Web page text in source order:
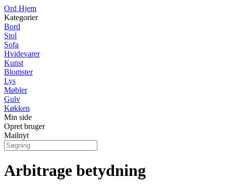
Ord Hjem
Kategorier
Bord
Stol
Sofa
Hvidevarer
Kunst
Blomster
Lys
Møbler
Gulv
Køkken
Min side
Opret bruger
Mailnyt
Arbitrage betydning